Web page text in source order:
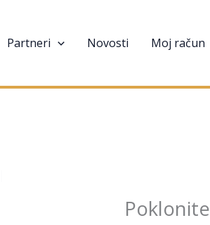
Partneri Novosti Moj račun
Poklonite